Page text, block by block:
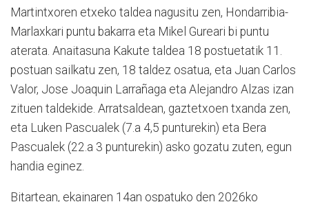
Martintxoren etxeko taldea nagusitu zen, Hondarribia-
Marlaxkari puntu bakarra eta Mikel Gureari bi puntu
aterata. Anaitasuna Kakute taldea 18 postuetatik 11.
postuan sailkatu zen, 18 taldez osatua, eta Juan Carlos
Valor, Jose Joaquin Larrañaga eta Alejandro Alzas izan
zituen taldekide. Arratsaldean, gaztetxoen txanda zen,
eta Luken Pascualek (7.a 4,5 punturekin) eta Bera
Pascualek (22.a 3 punturekin) asko gozatu zuten, egun
handia eginez.
Bitartean, ekainaren 14an ospatuko den 2026ko